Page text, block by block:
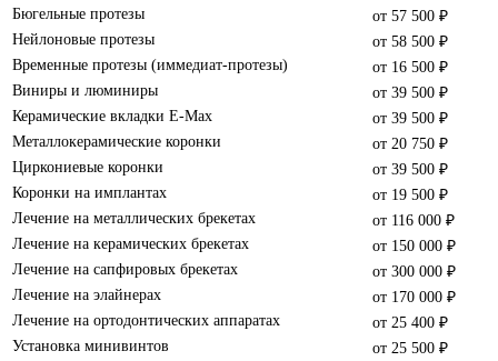
Бюгельные протезы
от 57 500 ₽
Нейлоновые протезы
от 58 500 ₽
Временные протезы (иммедиат-протезы)
от 16 500 ₽
Виниры и люминиры
от 39 500 ₽
Керамические вкладки E-Max
от 39 500 ₽
Металлокерамические коронки
от 20 750 ₽
Циркониевые коронки
от 39 500 ₽
Коронки на имплантах
от 19 500 ₽
Лечение на металлических брекетах
от 116 000 ₽
Лечение на керамических брекетах
от 150 000 ₽
Лечение на сапфировых брекетах
от 300 000 ₽
Лечение на элайнерах
от 170 000 ₽
Лечение на ортодонтических аппаратах
от 25 400 ₽
Установка минивинтов
от 25 500 ₽